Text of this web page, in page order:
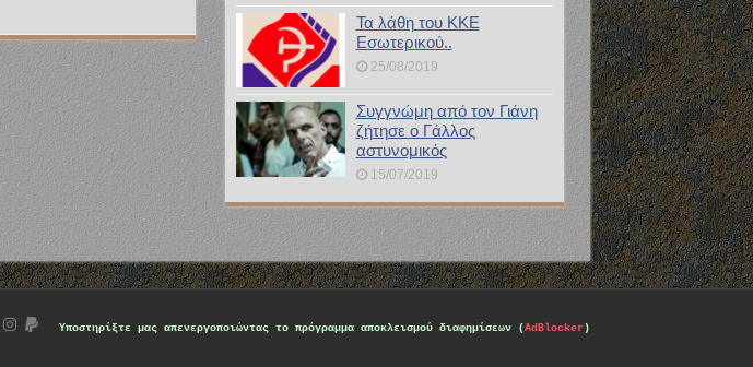
Τα λάθη του ΚΚΕ
Εσωτερικού..
25/08/2019
Συγγνώμη από τον Γιάνη
ζήτησε ο Γάλλος
αστυνομικός
15/07/2019
Υποστηρίξτε μας απενεργοποιώντας το πρόγραμμα αποκλεισμού διαφημίσεων (AdBlocker)